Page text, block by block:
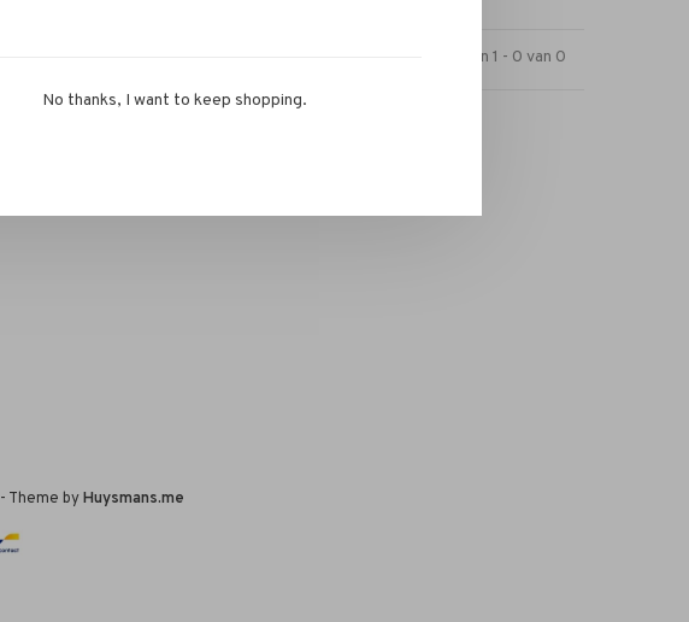
Toon 1 - 0 van 0
- Theme byHuysmans.me
No thanks, I want to keep shopping.